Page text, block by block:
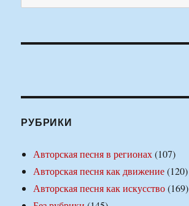
РУБРИКИ
Авторская песня в регионах(107)
Авторская песня как движение(120)
Авторская песня как искусство(169)